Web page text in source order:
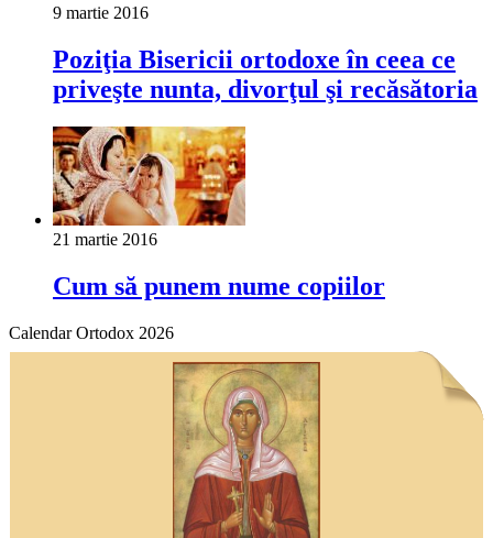
9 martie 2016
Poziţia Bisericii ortodoxe în ceea ce
priveşte nunta, divorţul şi recăsătoria
21 martie 2016
Cum să punem nume copiilor
Calendar Ortodox 2026